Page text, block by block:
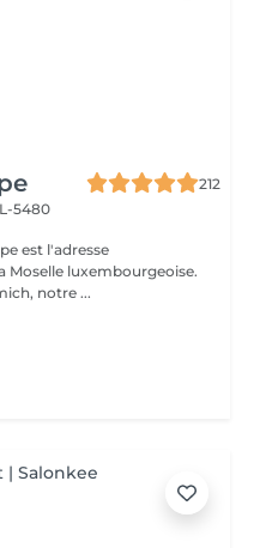
212
5480
est l'adresse
Moselle luxembourgeoise.
notre ...